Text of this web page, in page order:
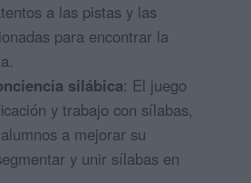
a las pistas y las
para encontrar la
silábica: El juego
y trabajo con sílabas,
a mejorar su
y unir sílabas en